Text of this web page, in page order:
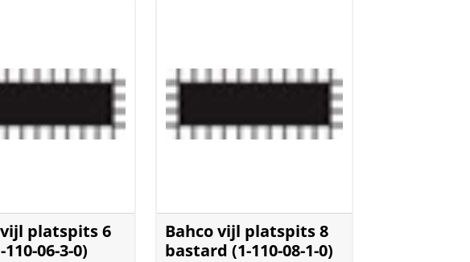
platspits 6
06-3-0)
Bahco vijl platspits 8
bastard (1-110-08-1-0)